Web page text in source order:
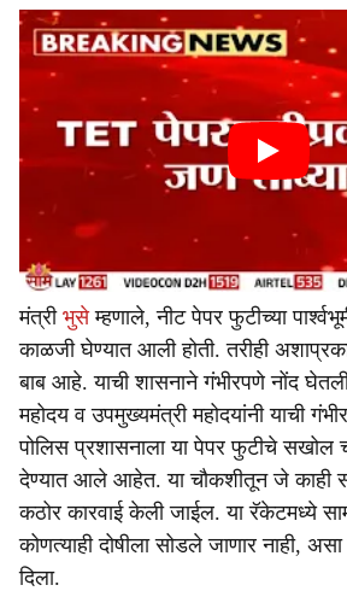
मंत्री भुसेम्हणाले, नीट पेपर फुटीच्या
काळजी घेण्यात आली होती. तरीही
बाब आहे. याची शासनाने गंभीरपणे नोंद
महोदय व उपमुख्यमंत्री महोदयांनी याची
पोलिस प्रशासनाला या पेपर फुटीचे
देण्यात आले आहेत. या चौकशीतून जे काही
कठोर कारवाई केली जाईल. या रॅकेटमध्ये
कोणत्याही दोषीला सोडले जाणार नाही,
दिला.